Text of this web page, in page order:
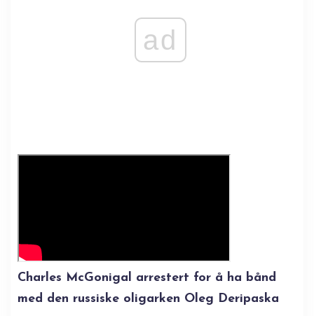
ad
Charles McGonigal arrestert for å ha bånd
med den russiske oligarken Oleg Deripaska